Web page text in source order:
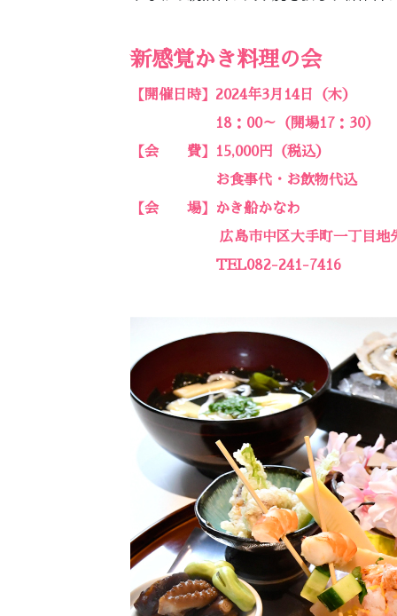
新感覚かき料理の会
【開催日時】2024年3月14日（木）
18：00～（開場17：30）
【会 費】15,000円（税込）
お食事代・お飲物代込
【会 場】かき船かなわ
広島市中区大手町一丁目地
TEL082-241-7416